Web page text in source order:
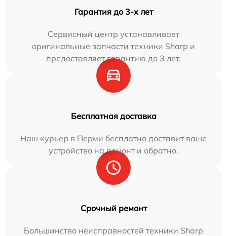
Гарантия до 3-х лет
Сервисный центр устанавливает
оригинальные запчасти техники Sharp и
предоставляет гарантию до 3 лет.
Бесплатная доставка
Наш курьер в Перми бесплатно доставит ваше
устройство на ремонт и обратно.
Срочный ремонт
Большинство неисправностей техники Sharp